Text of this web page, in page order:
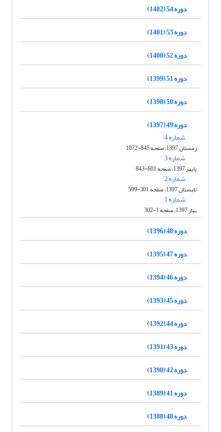
دوره 54 (1402)
دوره 53 (1401)
دوره 52 (1400)
دوره 51 (1399)
دوره 50 (1398)
دوره 49 (1397)
شماره 4
زمستان 1397، صفحه 845-1072
شماره 3
پاییز 1397، صفحه 601-843
شماره 2
تابستان 1397، صفحه 301-599
شماره 1
بهار 1397، صفحه 1-302
دوره 48 (1396)
دوره 47 (1395)
دوره 46 (1394)
دوره 45 (1393)
دوره 44 (1392)
دوره 43 (1391)
دوره 42 (1390)
دوره 41 (1389)
دوره 40 (1388)